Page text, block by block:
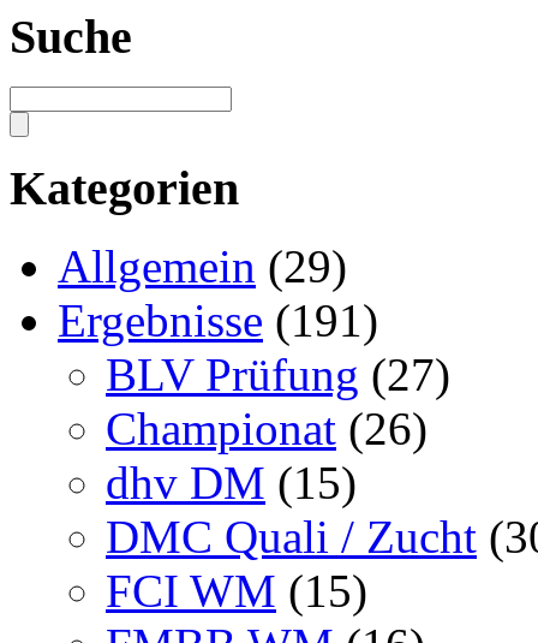
Suche
Kategorien
Allgemein (29)
Ergebnisse (191)
BLV Prüfung (27)
Championat (26)
dhv DM (15)
DMC Quali / Zucht
FCI WM (15)